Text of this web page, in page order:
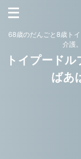
68歳のだんごと8歳ト
介護
トイプード
ばあ